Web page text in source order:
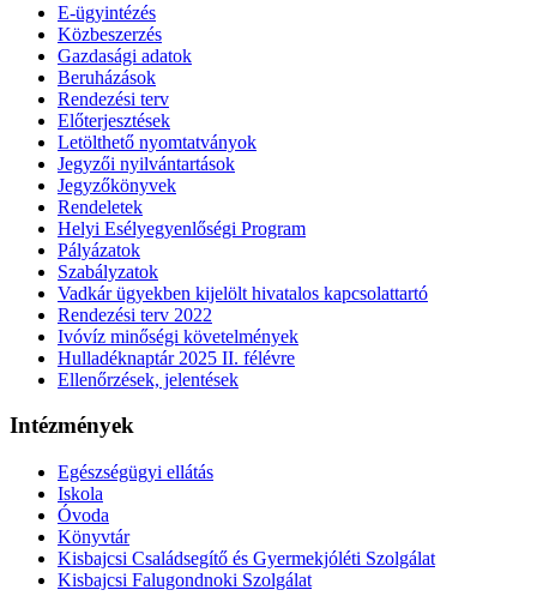
E-ügyintézés
Közbeszerzés
Gazdasági adatok
Beruházások
Rendezési terv
Előterjesztések
Letölthető nyomtatványok
Jegyzői nyilvántartások
Jegyzőkönyvek
Rendeletek
Helyi Esélyegyenlőségi Program
Pályázatok
Szabályzatok
Vadkár ügyekben kijelölt hivatalos kapcsolattartó
Rendezési terv 2022
Ivóvíz minőségi követelmények
Hulladéknaptár 2025 II. félévre
Ellenőrzések, jelentések
Intézmények
Egészségügyi ellátás
Iskola
Óvoda
Könyvtár
Kisbajcsi Családsegítő és Gyermekjóléti Szolgálat
Kisbajcsi Falugondnoki Szolgálat